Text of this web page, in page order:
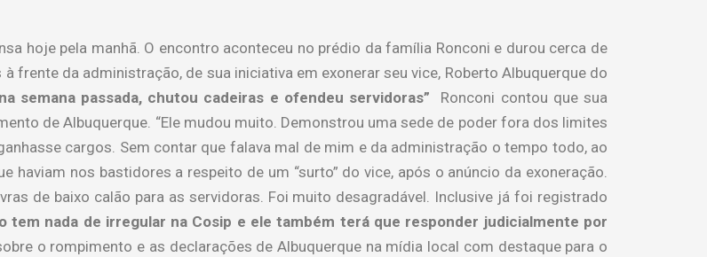
hoje pela manhã. O encontro aconteceu no prédio da família Ronconi e durou cerca de
frente da administração, de sua iniciativa em exonerar seu vice, Roberto Albuquerque do
semana passada, chutou cadeiras e ofendeu servidoras”
Ronconi contou que sua
de Albuquerque. “Ele mudou muito. Demonstrou uma sede de poder fora dos limites
cargos. Sem contar que falava mal de mim e da administração o tempo todo, ao
nos bastidores a respeito de um “surto” do vice, após o anúncio da exoneração.
de baixo calão para as servidoras. Foi muito desagradável. Inclusive já foi registrado
tem nada de irregular na Cosip e ele também terá que responder judicialmente por
o rompimento e as declarações de Albuquerque na mídia local com destaque para o